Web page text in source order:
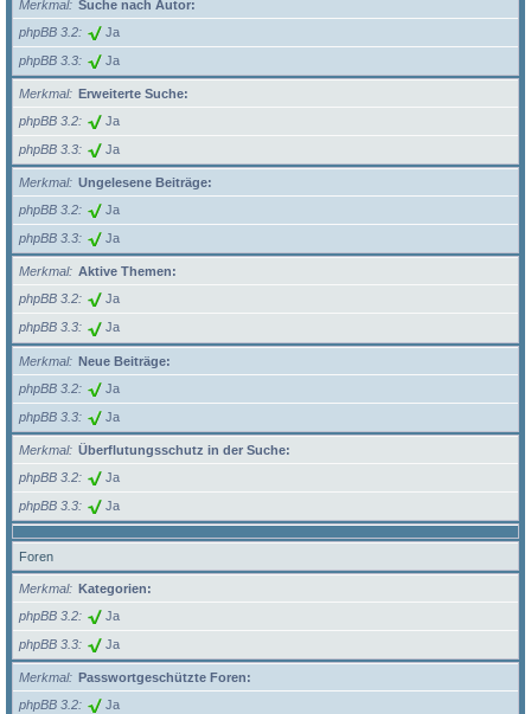
Merkmal
Suche nach Autor:
phpBB 3.2
Ja
phpBB 3.3 Ja
Merkmal
Erweiterte Suche:
phpBB 3.2
Ja
phpBB 3.3 Ja
Merkmal
Ungelesene Beiträge:
phpBB 3.2
Ja
phpBB 3.3 Ja
Merkmal
Aktive Themen:
phpBB 3.2
Ja
phpBB 3.3 Ja
Merkmal
Neue Beiträge:
phpBB 3.2
Ja
phpBB 3.3 Ja
Merkmal
Überflutungsschutz in der Suche:
phpBB 3.2
Ja
phpBB 3.3 Ja
Foren
Merkmal
Kategorien:
phpBB 3.2
Ja
phpBB 3.3 Ja
Merkmal
Passwortgeschützte Foren:
phpBB 3.2
Ja